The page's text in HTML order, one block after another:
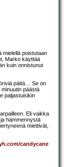
mielellä poistutaan
Marko käyttää
kuin onnistunut
päitä… Se on
päästä
paljastuisikin
Eli vaikka
hämmennystä
miettivät,
candycane